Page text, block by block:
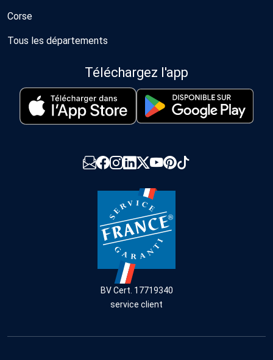
Corse
Tous les départements
Téléchargez l'app
BV Cert. 17719340
service client